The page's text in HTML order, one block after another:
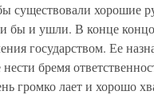
существовали хорошие
бы и ушли. В конце
государством. Ее
бремя
громко лает и хорошо